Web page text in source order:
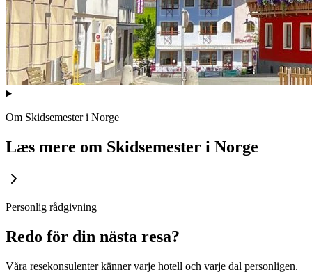
Om Skidsemester i Norge
Læs mere om Skidsemester i Norge
Personlig rådgivning
Redo för din nästa resa?
Våra resekonsulenter känner varje hotell och varje dal personligen.